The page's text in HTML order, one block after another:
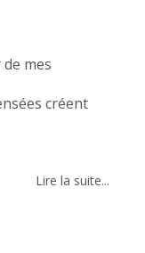
mes
créent
Lire la suite...